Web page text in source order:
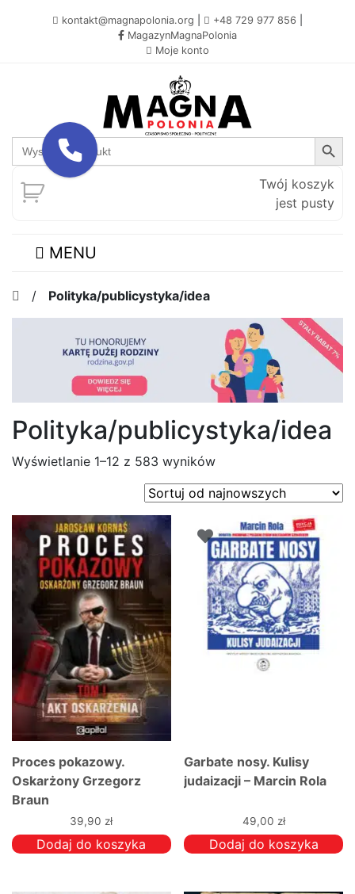
kontakt@magnapolonia.org +48 729 977 856
MagazynMagnaPolonia
Moje konto
Search
for:
Search Button
Twój koszyk
jest pusty
MENU
/ Polityka/publicystyka/idea
Polityka/publicystyka/idea
Wyświetlanie 1–12 z 583 wynikówPosortowane
według
najnowszych
Proces pokazowy.
Oskarżony Grzegorz
Braun
39,90 zł
Dodaj do koszyka
Garbate nosy. Kulisy
judaizacji – Marcin Rola
49,00 zł
Dodaj do koszyka